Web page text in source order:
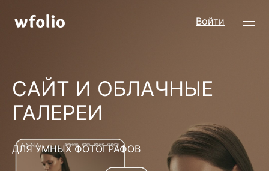
Войти
САЙТ И ОБЛАЧНЫЕ
ГАЛЕРЕИ
ДЛЯ УМНЫХ ФОТОГРАФОВ